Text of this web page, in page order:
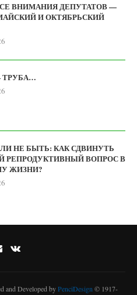
ВНИМАНИЯ ДЕПУТАТОВ —
И ОКТЯБРЬСКИЙ
НЕ БЫТЬ: КАК СДВИНУТЬ
РЕПРОДУКТИВНЫЙ ВОПРОС В
ЖИЗНИ?
and Developed byPenciDesign © 1917-